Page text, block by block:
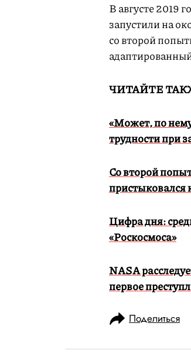
В августе 2019
запустили на
со второй
ЧИТАЙТЕ
«Может, по
трудности при
Со второй
Цифра дня:
«Роскосмоса»
NASA
первое
Поделиться